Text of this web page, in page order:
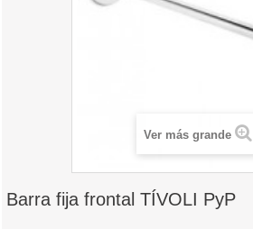
Ver más grande
Barra fija frontal TÍVOLI PyP